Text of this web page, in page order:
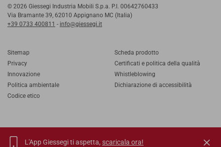
© 2026 Giessegi Industria Mobili S.p.a. P.I. 00642760433
Via Bramante 39, 62010 Appignano MC (Italia)
+39 0733 400811 - info@giessegi.it
Sitemap
Privacy
Innovazione
Politica ambientale
Codice etico
Scheda prodotto
Certificati e politica della qualità
Whistleblowing
Dichiarazione di accessibilità
IT EN FR RU
L'App Giessegi ti aspetta, scaricala ora!